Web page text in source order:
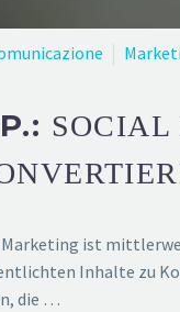
Marketing ist
Inhalte zu
die …